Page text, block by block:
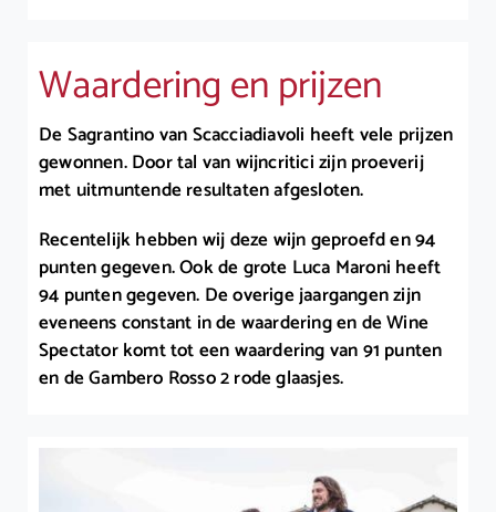
Waardering en prijzen
De Sagrantino van Scacciadiavoli heeft vele prijzen
gewonnen. Door tal van wijncritici zijn proeverij
met uitmuntende resultaten afgesloten.
Recentelijk hebben wij deze wijn geproefd en 94
punten gegeven. Ook de grote Luca Maroni heeft
94 punten gegeven. De overige jaargangen zijn
eveneens constant in de waardering en de Wine
Spectator komt tot een waardering van 91 punten
en de Gambero Rosso 2 rode glaasjes.